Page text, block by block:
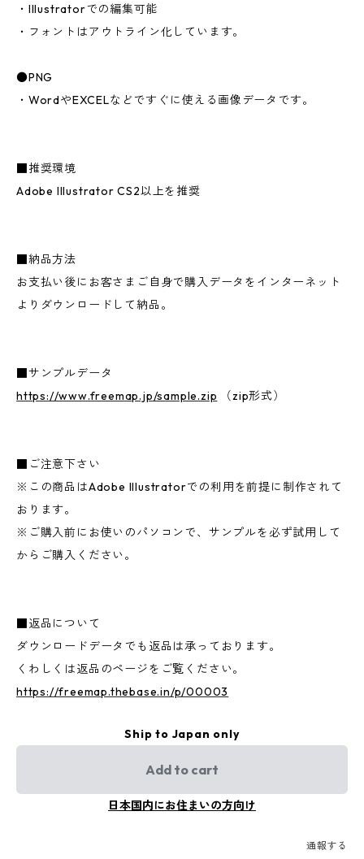
・Illustratorでの編集可能
・フォントはアウトライン化しています。
●PNG
・WordやEXCELなどですぐに使える画像データです。
■推奨環境
Adobe Illustrator CS2以上を推奨
■納品方法
お支払い後にお客さまご自身で購入データをインターネット
よりダウンロードして納品。
■サンプルデータ
https://www.freemap.jp/sample.zip （zip形式）
■ご注意下さい
※この商品はAdobe Illustratorでの利用を前提に制作されて
おります。
※ご購入前にお使いのパソコンで、サンプルを必ず試用して
からご購入ください。
■返品について
ダウンロードデータでも返品は承っております。
くわしくは返品のページをご覧ください。
https://freemap.thebase.in/p/00003
Ship to Japan only
Add to cart
日本国内にお住まいの方向け
通報する